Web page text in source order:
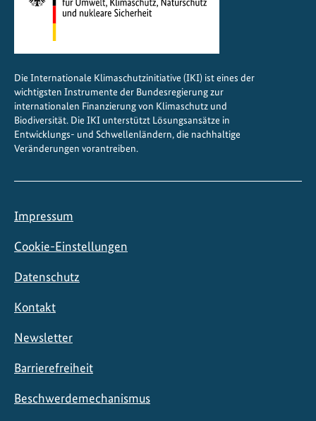
Die Internationale Klimaschutzinitiative (IKI) ist eines der
wichtigsten Instrumente der Bundesregierung zur
internationalen Finanzierung von Klimaschutz und
Biodiversität. Die IKI unterstützt Lösungsansätze in
Entwicklungs- und Schwellenländern, die nachhaltige
Veränderungen vorantreiben.
Impressum
Cookie-Einstellungen
Datenschutz
Kontakt
Newsletter
Barrierefreiheit
Beschwerdemechanismus